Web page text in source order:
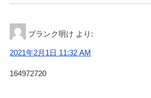
ブランク明け より:
2021年2月1日 11:32 AM
164972720